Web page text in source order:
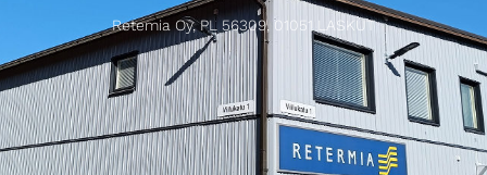
Retemia Oy, PL 56309, 01051 LASKUT